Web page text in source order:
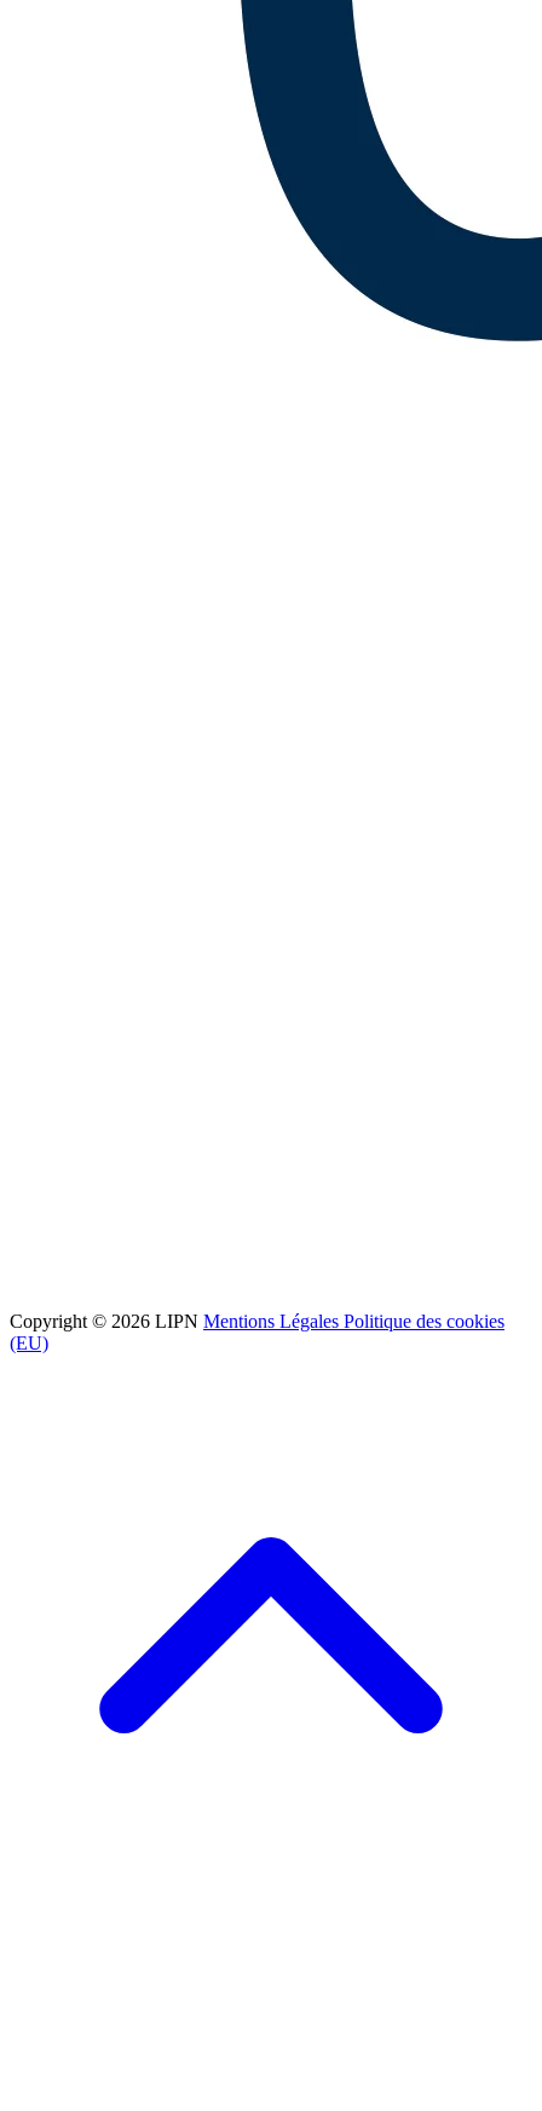
Copyright © 2026 LIPN Mentions Légales Politique des cookies
(EU)